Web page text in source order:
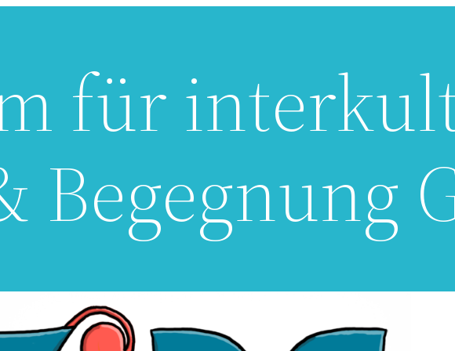
für
Begegnung